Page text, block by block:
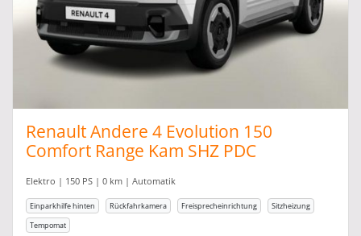
Renault Andere 4 Evolution 150
Comfort Range Kam SHZ PDC
Elektro | 150 PS | 0 km | Automatik
Einparkhilfe hinten Rückfahrkamera Freisprecheinrichtung
Sitzheizung
Tempomat